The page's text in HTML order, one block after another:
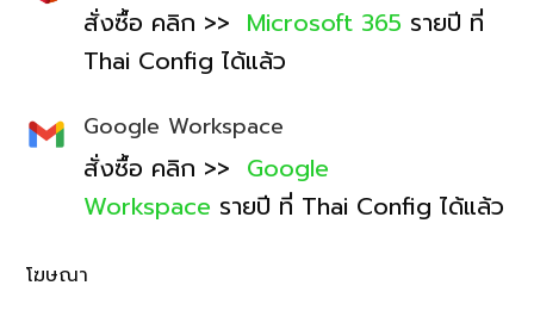
สั่งซื้อ คลิก >> Microsoft 365 รายปี ที่
Thai Config ได้แล้ว
Google Workspace
สั่งซื้อ คลิก >> Google
Workspace รายปี ที่ Thai Config ได้แล้ว
โฆษณา